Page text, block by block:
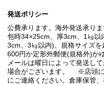
発送ポリシー
公費承ります。海外発送承り
包時34×25cm、厚3cm、1㎏
3cm、3㎏以内)、規格サイズ
600円か定形外郵便(規格外)か
メールは曜日によって発送し
場合がございます。 ※店頭に
にご連絡ください。倉庫保管